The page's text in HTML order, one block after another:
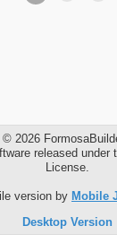
© 2026
released under
License.
version by Mobile
Desktop Version